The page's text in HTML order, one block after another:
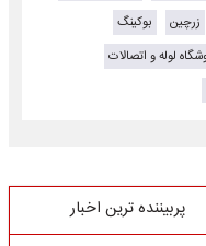
زرچین
بوکینگ
لوله و اتصالات
پربیننده ترین اخبار